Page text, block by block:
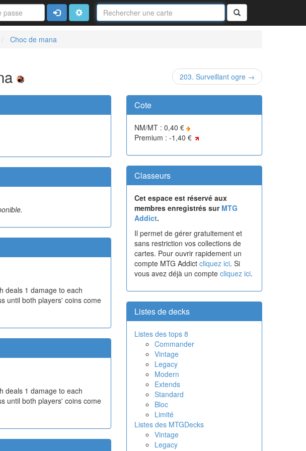
Nom
de
la
Rechercher
ConnexionAvancé
Choc de mana
203. Surveillant ogre →
deals 1 damage to each
until both players' coins come
deals 1 damage to each
until both players' coins come
Cote
NM/MT : 0,40 €
Premium : -1,40 €
Classeurs
Cet espace est réservé aux
membres enregistrés sur MTG
Addict.
Il permet de gérer gratuitement et
sans restriction vos collections de
cartes. Pour ouvrir rapidement un
compte MTG Addict cliquez ici. Si
vous avez déjà un compte cliquez ici.
Listes de decks
Listes des tops 8
Commander
Vintage
Legacy
Modern
Extends
Standard
Bloc
Limité
Listes des MTGDecks
Vintage
Legacy